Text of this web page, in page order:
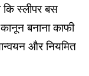
स्लीपर बस
बनाना काफी
और नियमित